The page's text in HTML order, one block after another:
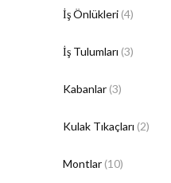
İş Önlükleri (4)
İş Tulumları (3)
Kabanlar (3)
Kulak Tıkaçları (2)
Montlar (10)